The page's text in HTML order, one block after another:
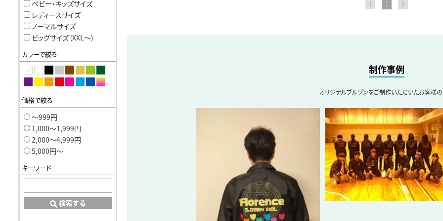
ベビー・キッズサイズ
レディースサイズ
ノーマルサイズ
ビッグサイズ（XXL〜）
カラーで絞る
価格で絞る
〜999円
1,000〜1,999円
2,000〜4,999円
5,000円〜
キーワード
検索する
⟨ 1 ⟩
制作事例
オリジナルブルゾンをご制作いただいたお客様